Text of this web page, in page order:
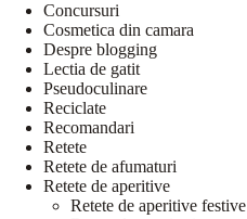
Concursuri
Cosmetica din camara
Despre blogging
Lectia de gatit
Pseudoculinare
Reciclate
Recomandari
Retete
Retete de afumaturi
Retete de aperitive
Retete de aperitive festive